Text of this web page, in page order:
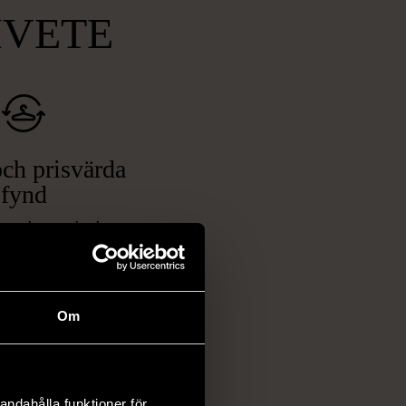
Om
prisvärda
fynd
ett brett utbud av
kläder och möbler
elektronik i våra
föremål som
vanliga butiker.